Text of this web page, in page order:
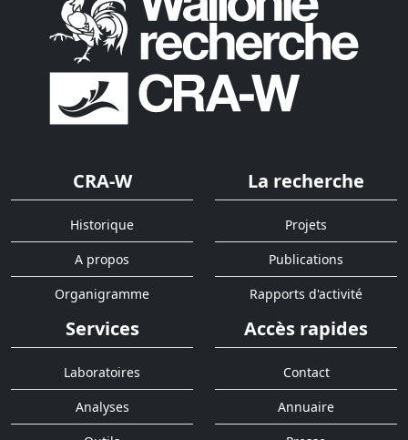
CRA-W
Historique
A propos
Organigramme
La recherche
Projets
Publications
Rapports d'activité
Services
Laboratoires
Analyses
Accès rapides
Contact
Annuaire